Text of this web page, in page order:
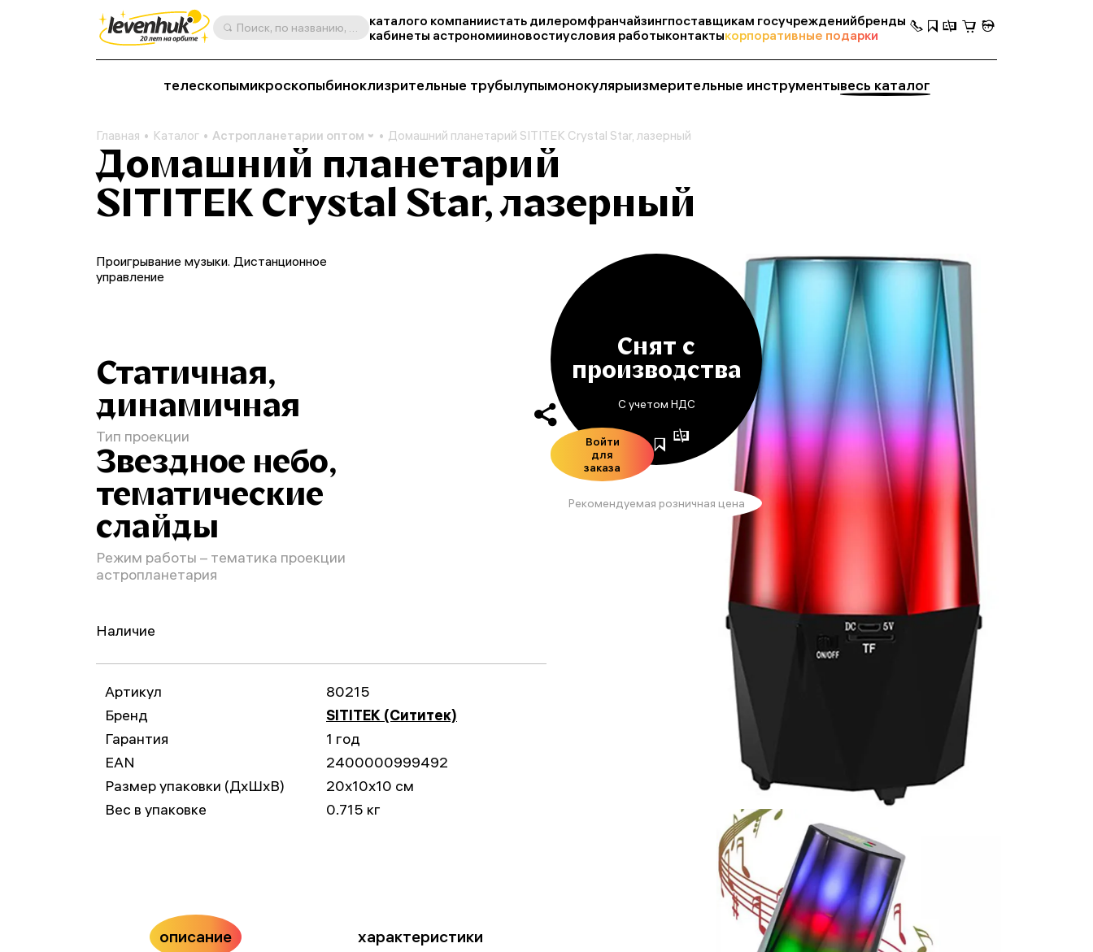
Поиск, по названию, артикулу, категории и др. каталого компаниистать дилеромфранчайзингпоставщикам госучрежденийбренды
кабинеты астрономииновостиусловия работыконтактыкорпоративные подарки
телескопымикроскопыбиноклизрительные трубылупымонокулярыизмерительные инструментывесь каталог
Главная Каталог Астропланетарии оптом Домашний планетарий SITITEK Crystal Star, лазерный
Домашний планетарий
SITITEK Crystal Star, лазерный
Снят с
производства
С учетом НДС
Войти
для
заказа
Рекомендуемая розничная цена
Проигрывание музыки. Дистанционное
управление
Статичная,
динамичная
Тип проекции
Звездное небо,
тематические
слайды
Режим работы – тематика проекции
астропланетария
Наличие
Артикул
80215
Бренд
SITITEK (Сититек)
Гарантия
1 год
EAN
2400000999492
Размер упаковки (ДxШxВ)
20x10x10 см
Вес в упаковке
0.715 кг
описание характеристики